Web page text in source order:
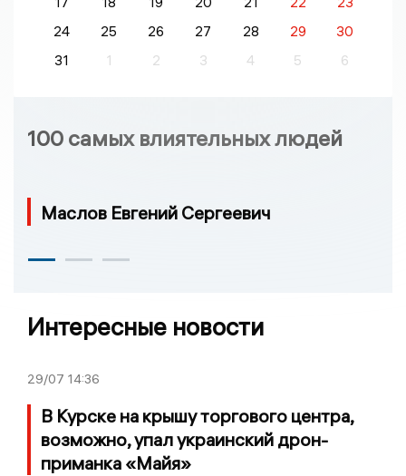
24
25 26 27 28 29
30
31
1 2 3 4 5 6
100 самых влиятельных людей
Маслов Евгений Сергеевич
Интересные новости
29/07 14:36
В Курске на крышу торгового центра,
возможно, упал украинский дрон-
приманка «Майя»